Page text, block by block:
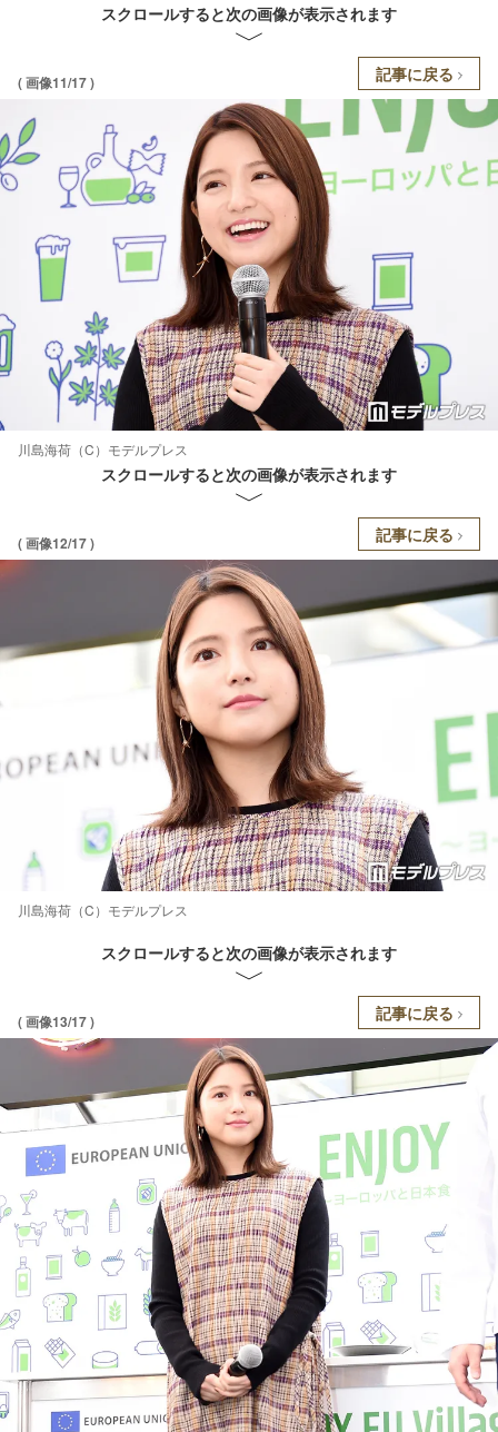
スクロールすると次の画像が表示されます
( 画像11/17 ) 記事に戻る
川島海荷（C）モデルプレス
スクロールすると次の画像が表示されます
( 画像12/17 ) 記事に戻る
川島海荷（C）モデルプレス
スクロールすると次の画像が表示されます
( 画像13/17 ) 記事に戻る